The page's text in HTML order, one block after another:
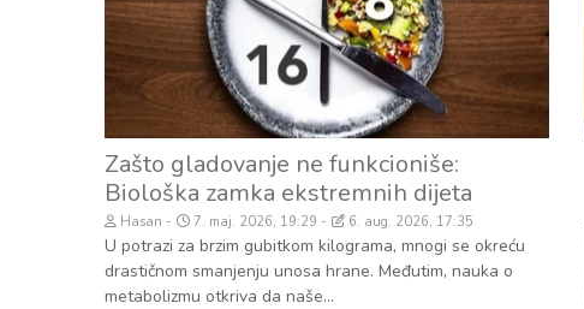
Zašto gladovanje ne funkcioniše:
Biološka zamka ekstremnih dijeta
Hasan 7. maj. 2026, 19:29 6. aug. 2026, 17:35
U potrazi za brzim gubitkom kilograma, mnogi se okreću
drastičnom smanjenju unosa hrane. Međutim, nauka o
metabolizmu otkriva da naše...